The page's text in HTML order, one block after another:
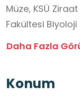
Müze, KSÜ
Fakültesi
özverili
üniversiteye
Daha Fazla
Konum